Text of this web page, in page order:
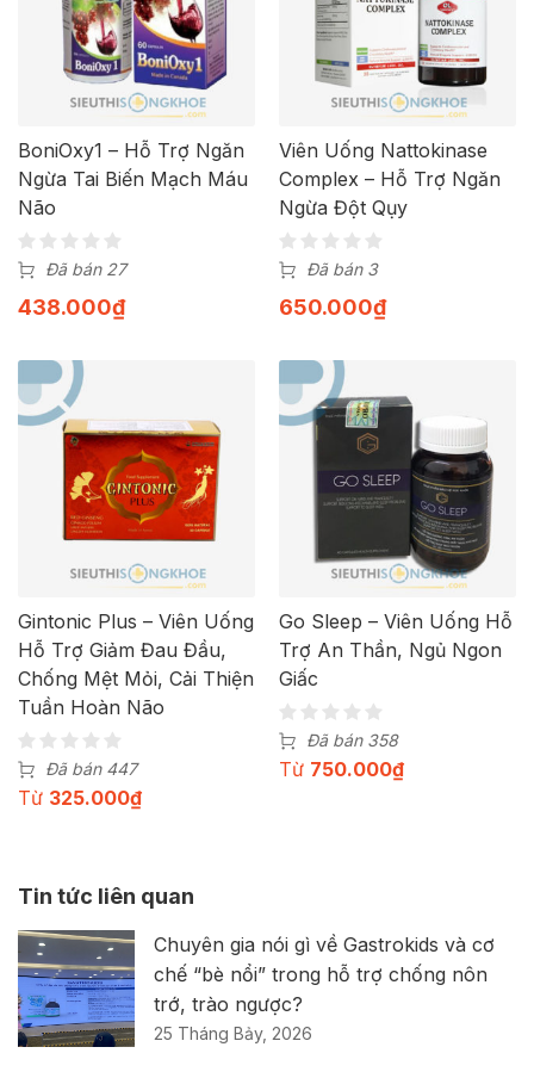
BoniOxy1 – Hỗ Trợ Ngăn
Ngừa Tai Biến Mạch Máu
Não
Đã bán 27
438.000₫
Viên Uống Nattokinase
Complex – Hỗ Trợ Ngăn
Ngừa Đột Qụy
Đã bán 3
650.000₫
Gintonic Plus – Viên Uống
Hỗ Trợ Giảm Đau Đầu,
Chống Mệt Mỏi, Cải Thiện
Tuần Hoàn Não
Đã bán 447
Từ 325.000₫
Go Sleep – Viên Uống Hỗ
Trợ An Thần, Ngủ Ngon
Giấc
Đã bán 358
Từ 750.000₫
Tin tức liên quan
Chuyên gia nói gì về Gastrokids và cơ
chế “bè nổi” trong hỗ trợ chống nôn
trớ, trào ngược?
25 Tháng Bảy, 2026